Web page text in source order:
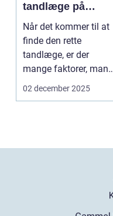
tandlæge på
Vesterbro
Når det kommer til at
finde den rette
tandlæge, er der
mange faktorer, man
bør ov...
02 december 2025